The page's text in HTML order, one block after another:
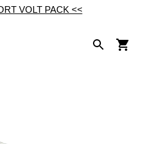
VOLT PACK <<